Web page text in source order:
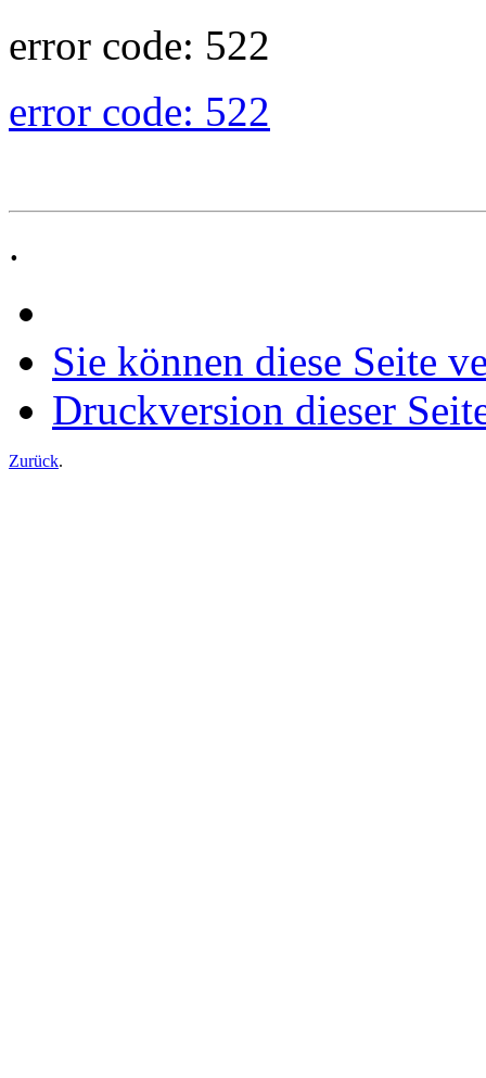
error code: 522
error code: 522
.
Sie können diese Seite
Druckversion dieser
Zurück.